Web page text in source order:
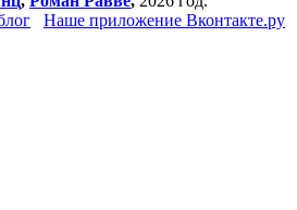
Наше приложение Вконтакте.ру